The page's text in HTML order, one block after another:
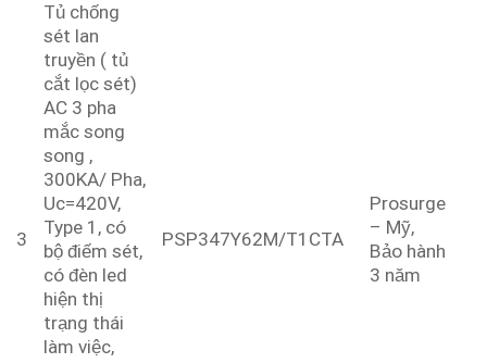
3
Tủ chống
sét lan
truyền ( tủ
cắt lọc sét)
AC 3 pha
mắc song
song ,
300KA/ Pha,
Uc=420V,
Type 1, có
bộ điếm sét,
có đèn led
hiện thị
trạng thái
làm việc,
PSP347Y62M/T1CTA
Prosurge
– Mỹ,
Bảo hành
3 năm